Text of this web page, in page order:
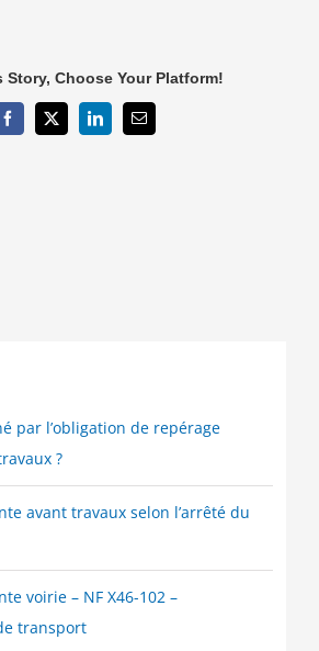
prevention-
Story, Choose Your Platform!
Facebook
X LinkedInEmail
par l’obligation de repérage
?
avant travaux selon l’arrêté du
voirie – NF X46-102 –
transport